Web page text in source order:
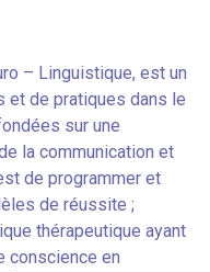
– Linguistique, est un
et de pratiques dans le
sur une
la communication et
de programmer et
de réussite ;
thérapeutique ayant
conscience en